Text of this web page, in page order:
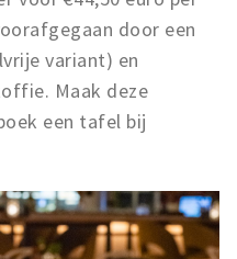
door een
variant) en
Maak deze
een tafel bij